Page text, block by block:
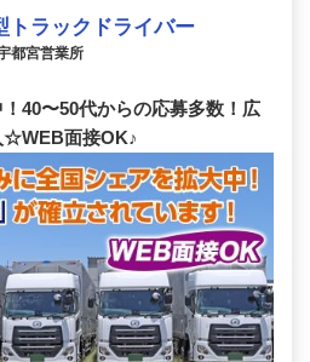
トラックドライバー
都宮営業所
40〜50代からの応募多数！広
☆WEB面接OK♪